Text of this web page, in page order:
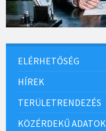
ELÉRHETŐSÉG
HÍREK
TERÜLETRENDEZÉS
KÖZÉRDEKŰ ADATOK